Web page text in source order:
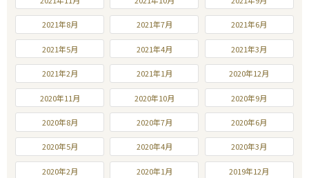
2021年8月 2021年7月 2021年6月
2021年5月 2021年4月 2021年3月
2021年2月 2021年1月 2020年12月
2020年11月 2020年10月 2020年9月
2020年8月 2020年7月 2020年6月
2020年5月 2020年4月 2020年3月
2020年2月 2020年1月 2019年12月